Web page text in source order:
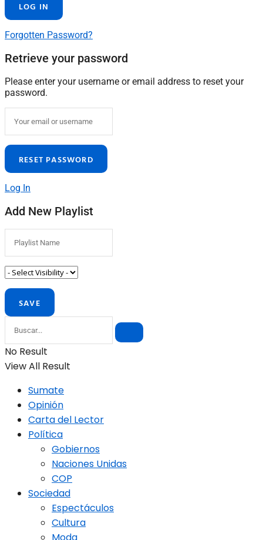
Forgotten Password?
Retrieve your password
Please enter your username or email address to reset your
password.
Log In
Add New Playlist
No Result
View All Result
Sumate
Opinión
Carta del Lector
Política
Gobiernos
Naciones Unidas
COP
Sociedad
Espectáculos
Cultura